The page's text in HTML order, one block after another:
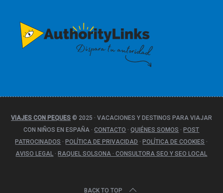
o
r
í
VIAJES CON PEQUES© 2025 · VACACIONES Y DESTINOS PARA VIAJAR
CON NIÑOS EN ESPAÑA · CONTACTO · QUIÉNES SOMOS · POST
PATROCINADOS · POLÍTICA DE PRIVACIDAD · POLÍTICA DE COOKIES ·
AVISO LEGAL · RAQUEL SOLSONA · CONSULTORA SEO Y SEO LOCAL
BACK TO TOP